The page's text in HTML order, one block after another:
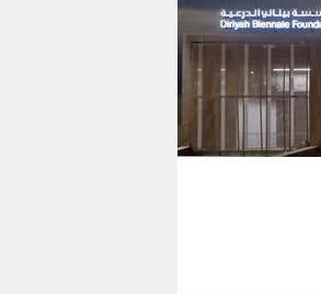
fragen & hilfe
genossenschaft